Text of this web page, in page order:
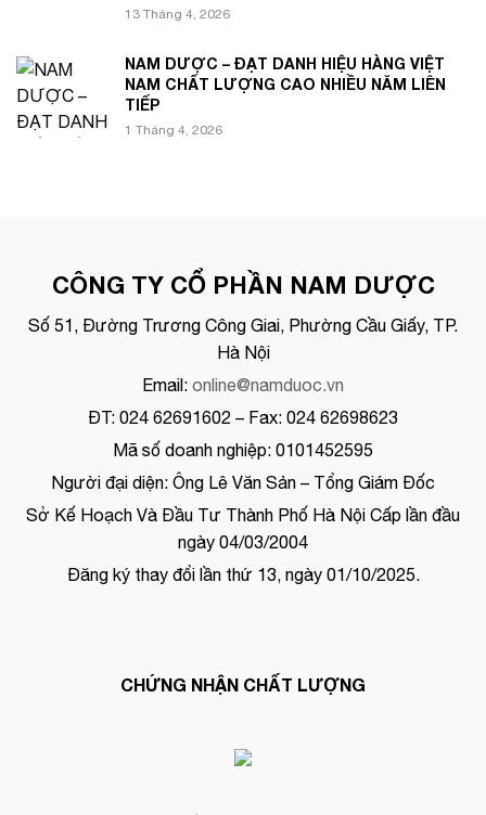
13 Tháng 4, 2026
NAM DƯỢC – ĐẠT DANH HIỆU HÀNG VIỆT
NAM CHẤT LƯỢNG CAO NHIỀU NĂM LIÊN
TIẾP
1 Tháng 4, 2026
CÔNG TY CỔ PHẦN NAM DƯỢC
Số 51, Đường Trương Công Giai, Phường Cầu Giấy, TP.
Hà Nội
Email: online@namduoc.vn
ĐT: 024 62691602 – Fax: 024 62698623
Mã số doanh nghiệp: 0101452595
Người đại diện: Ông Lê Văn Sản – Tổng Giám Đốc
Sở Kế Hoạch Và Đầu Tư Thành Phố Hà Nội Cấp lần đầu
ngày 04/03/2004
Đăng ký thay đổi lần thứ 13, ngày 01/10/2025.
CHỨNG NHẬN CHẤT LƯỢNG